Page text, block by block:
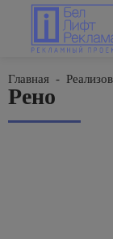
Главная -
Рено